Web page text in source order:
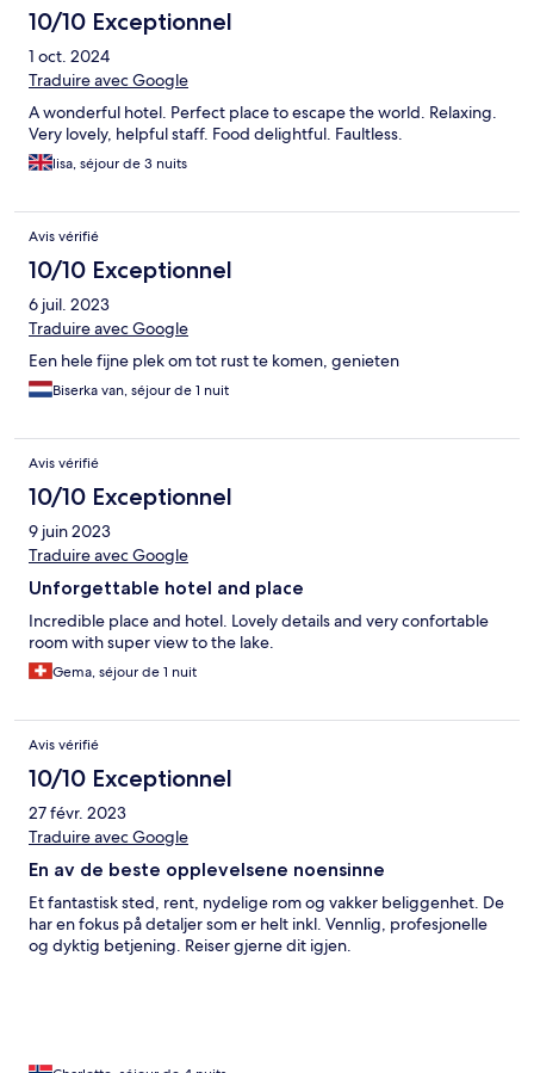
10/10 Exceptionnel
1 oct. 2024
Traduire avec Google
A wonderful hotel. Perfect place to escape the world. Relaxing.
Very lovely, helpful staff. Food delightful. Faultless.
lisa, séjour de 3 nuits
Avis vérifié
10/10 Exceptionnel
6 juil. 2023
Traduire avec Google
Een hele fijne plek om tot rust te komen, genieten
Biserka van, séjour de 1 nuit
Avis vérifié
10/10 Exceptionnel
9 juin 2023
Traduire avec Google
Unforgettable hotel and place
Incredible place and hotel. Lovely details and very confortable
room with super view to the lake.
Gema, séjour de 1 nuit
Avis vérifié
10/10 Exceptionnel
27 févr. 2023
Traduire avec Google
En av de beste opplevelsene noensinne
Et fantastisk sted, rent, nydelige rom og vakker beliggenhet. De
har en fokus på detaljer som er helt inkl. Vennlig, profesjonelle
og dyktig betjening. Reiser gjerne dit igjen.